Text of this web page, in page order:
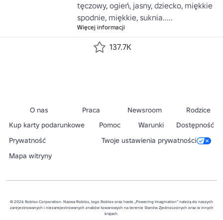
tęczowy, ogień, jasny, dziecko, miękkie
spodnie, miękkie, suknia.....
Więcej informacji
137.7K
O nas Praca Newsroom
Rodzice
Kup karty podarunkowe
Pomoc Warunki
Dostępność
Prywatność
Twoje ustawienia prywatności
Mapa witryny
© 2026 Roblox Corporation. Nazwa Roblox, logo Roblox oraz hasło „Powering Imagination” należą do naszych
zarejestrowanych i niezarejestrowanych znaków towarowych na terenie Stanów Zjednoczonych oraz w innych
krajach.